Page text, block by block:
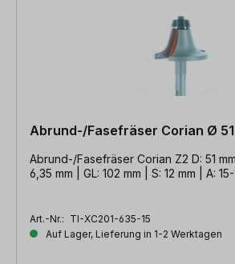
Abrund-/Fasefräser Corian Ø 51
Abrund-/Fasefräser Corian Z2 D: 51
6,35 mm | GL: 102 mm | S: 12 mm | A: 15-
Art.-Nr.: TI-XC201-635-15
Auf Lager, Lieferung in 1-2 Werktagen